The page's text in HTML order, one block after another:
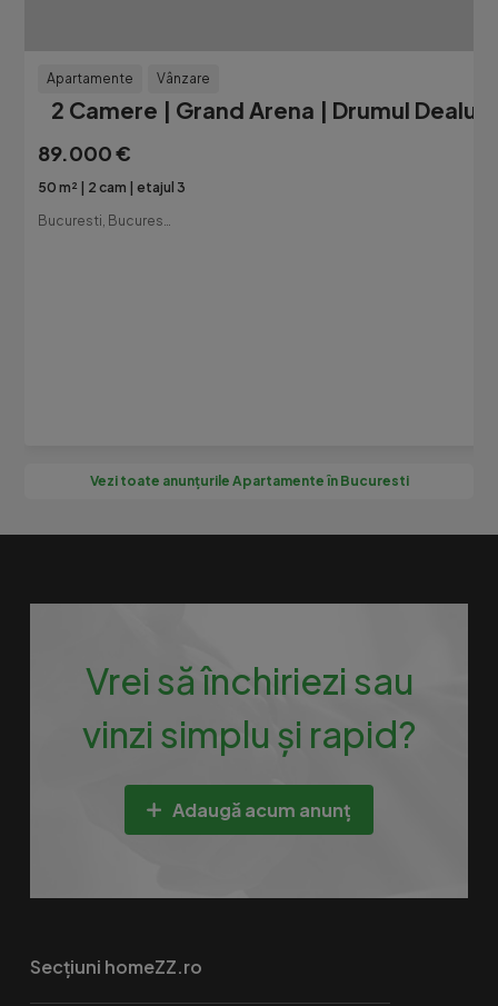
Apartamente Vânzare
2 Camere | Grand Arena | Drumul Dealu
89.000 €
50 m² 2 cam
etajul 3
Bucuresti, Bucuresti-Ilfov
Vezi toate anunțurile Apartamente în Bucuresti
Vrei să închiriezi sau
vinzi simplu și rapid?
Adaugă acum anunț
Secțiuni homeZZ.ro